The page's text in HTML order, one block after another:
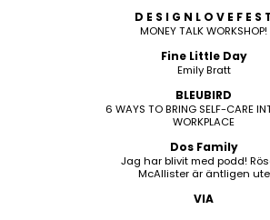
D E S I G N L O V E F E S
MONEY TALK WORKSHOP!
Fine Little Day
Emily Bratt
BLEUBIRD
6 WAYS TO BRING SELF-CARE
WORKPLACE
Dos Family
Jag har blivit med podd!
McAllister är äntligen ute
VIA